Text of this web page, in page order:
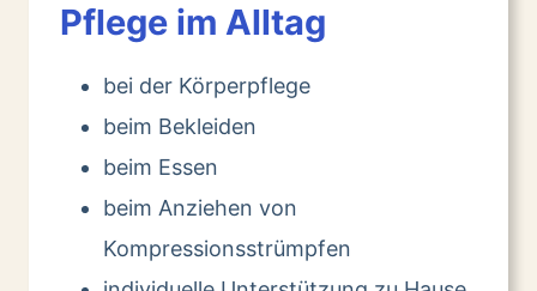
Pflege im Alltag
bei der Körperpflege
beim Bekleiden
beim Essen
beim Anziehen von
Kompressionsstrümpfen